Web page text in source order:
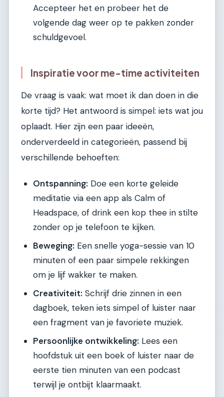
Accepteer het en probeer het de
volgende dag weer op te pakken zonder
schuldgevoel.
Inspiratie voor me-time activiteiten
De vraag is vaak: wat moet ik dan doen in die
korte tijd? Het antwoord is simpel: iets wat jou
oplaadt. Hier zijn een paar ideeën,
onderverdeeld in categorieën, passend bij
verschillende behoeften:
Ontspanning: Doe een korte geleide
meditatie via een app als Calm of
Headspace, of drink een kop thee in stilte
zonder op je telefoon te kijken.
Beweging: Een snelle yoga-sessie van 10
minuten of een paar simpele rekkingen
om je lijf wakker te maken.
Creativiteit: Schrijf drie zinnen in een
dagboek, teken iets simpel of luister naar
een fragment van je favoriete muziek.
Persoonlijke ontwikkeling: Lees een
hoofdstuk uit een boek of luister naar de
eerste tien minuten van een podcast
terwijl je ontbijt klaarmaakt.